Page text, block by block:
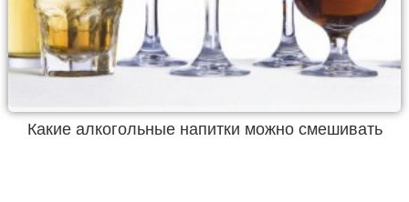
Какие алкогольные напитки можно смешивать